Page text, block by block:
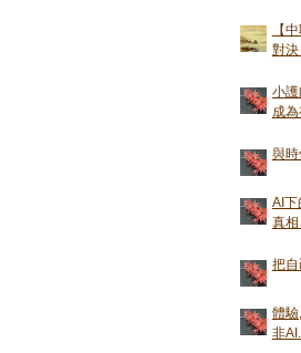
【
對決
小
成
與時
AI下
真相
把
體
非